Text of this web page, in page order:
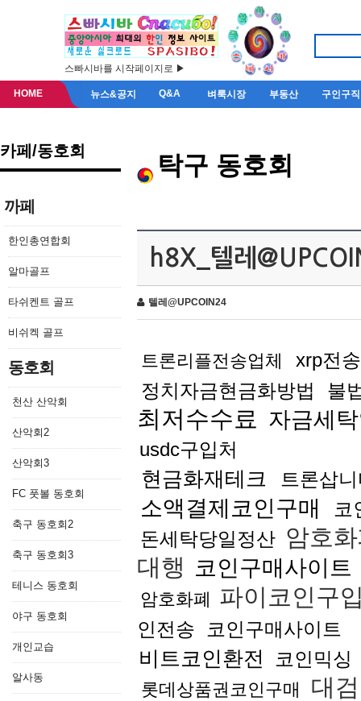
스빠시바를 시작페이지로 ▶
HOME 뉴스&공지 Q&A 벼룩시장 부동산 구인구직
카페/동호회
까페
한인총연합회
알마골프
타쉬켄트 골프
비쉬켁 골프
동호회
천산 산악회
산악회2
산악회3
FC 풋볼 동호회
축구 동호회2
축구 동호회3
테니스 동호회
야구 동호회
개인교습
알사동
탁구 동호회
h8X_텔레
텔레@UPCOIN24
트론리플전송업체
xrp전
정치자금현금화방법
불
최저수수료 자금세
usdc구입처
현금화재테크 트론삽
소액결제코인구매
코
돈세탁당일정산 암호
대행
코인구매사이트
암호화폐 파이코인구
인전송 코인구매사이트
비트코인환전 코인믹싱
롯데상품권코인구매 대